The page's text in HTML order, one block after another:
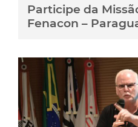
Participe da
Fenacon –